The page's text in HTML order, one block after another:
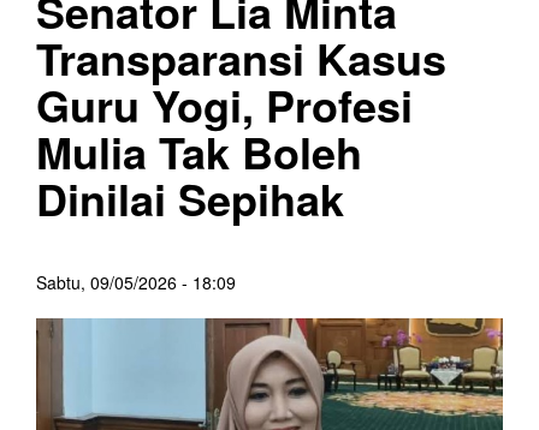
Transparansi Kasus
Guru Yogi, Profesi
Mulia Tak Boleh
Dinilai Sepihak
Sabtu, 09/05/2026 - 18:09